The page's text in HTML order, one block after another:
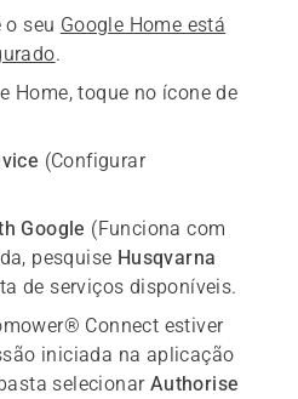
o seu Google Home está
.
Home, toque no ícone de
(Configurar
Google (Funciona com
pesquise Husqvarna
de serviços disponíveis.
Connect estiver
iniciada na aplicação
selecionar Authorise